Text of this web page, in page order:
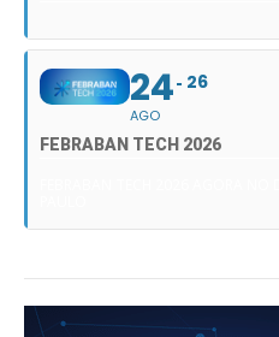
24
AGO
26
FEBRABAN TECH 2026